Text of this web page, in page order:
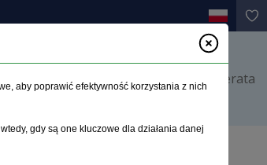
dla autorów Kontakt Prenumerata
aby poprawić efektywność korzystania z nich
gdy są one kluczowe dla działania danej